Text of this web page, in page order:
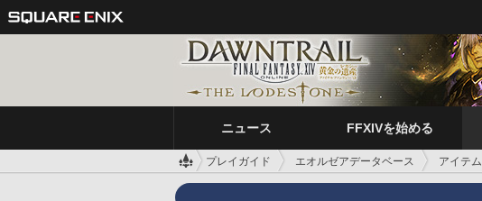
ニュース FFXIVを始める
プレイガイド エオルゼアデータベース アイテム